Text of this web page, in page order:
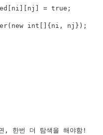
= true;
int[]{ni, nj});
한번 더 탐색을 해야함!